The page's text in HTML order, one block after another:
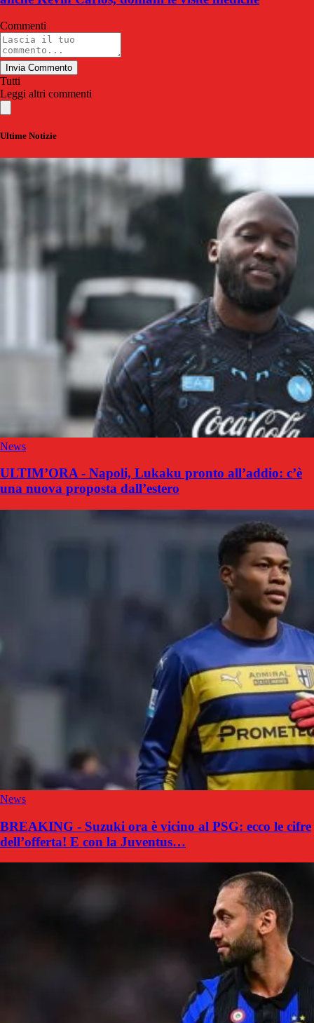
Commenti
Invia Commento
Tutti
Leggi altri commenti
Ultime Notizie
News
ULTIM’ORA - Napoli, Lukaku pronto all’addio: c’è
una nuova proposta dall’estero
News
BREAKING - Suzuki ora è vicino al PSG: ecco le cifre
dell’offerta! E con la Juventus…